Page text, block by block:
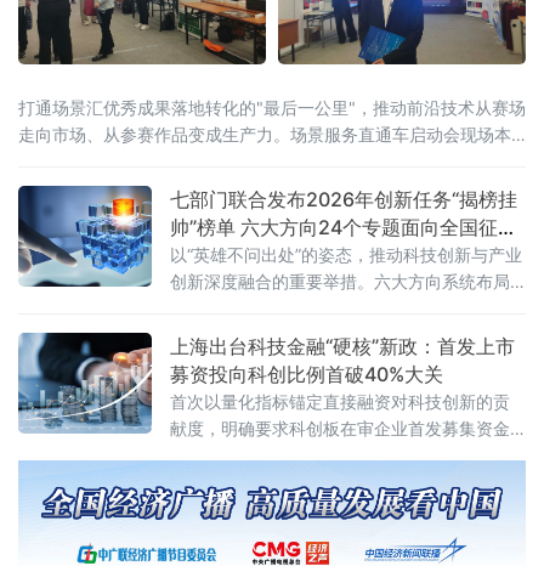
打通场景汇优秀成果落地转化的"最后一公里"，推动前沿技术从赛场
走向市场、从参赛作品变成生产力。场景服务直通车启动会现场本
人民政府联合承办，保定高新技术产业七部门联合发布2026年创新任务“揭榜挂
帅”榜单 六大方向24个专题面向全国征集
攻关者
以“英雄不问出处”的姿态，推动科技创新与产业
创新深度融合的重要举措。六大方向系统布局
部门办公厅（办公室）关于开展2026年工业和
信息化
上海出台科技金融“硬核”新政：首发上市
募资投向科创比例首破40%大关
首次以量化指标锚定直接融资对科技创新的贡
献度，明确要求科创板在审企业首发募集资金
全国首个“科技型企业并购重组绿色通道”机制。
新政直击硬科技企业从初创到上市全周期的融